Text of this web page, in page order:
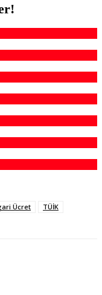
Ücret
TÜİK